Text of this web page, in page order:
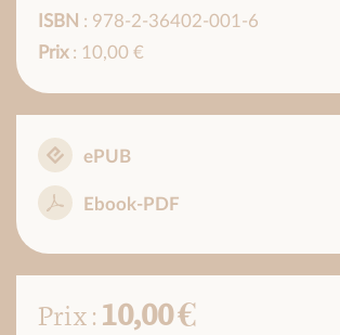
ISBN : 978-2-36402-001-6
Prix: 10,00 €
ePUB
Ebook-PDF
Prix :10,00 €